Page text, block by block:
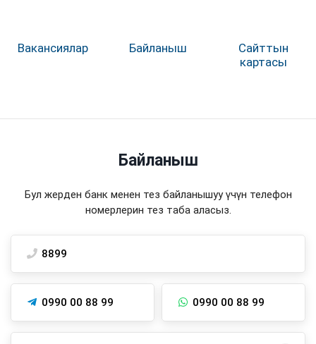
Вакансиялар Байланыш
Сайттын
картасы
Байланыш
Бул жерден банк менен тез байланышуу үчүн телефон
номерлерин тез таба аласыз.
8899
0990 00 88 99 0990 00 88 99